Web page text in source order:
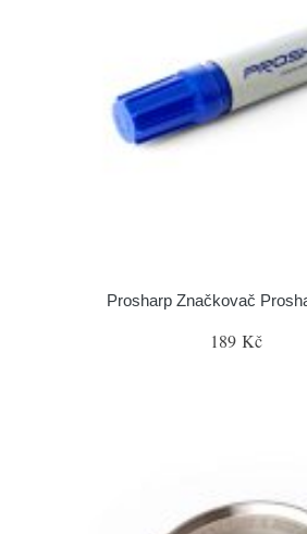
Prosharp Značkovač
189 Kč